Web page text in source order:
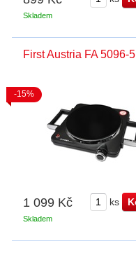
Skladem
First Austria FA 5096-5
1 099 Kč ks
Skladem
-15%